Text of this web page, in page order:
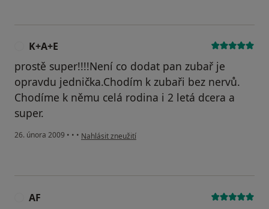
K+A+E
prostě super!!!!Není co dodat pan zubař je
opravdu jednička.Chodím k zubaři bez nervů.
Chodíme k němu celá rodina i 2 letá dcera a
super.
26. února 2009 • • • podle názoru uživatele K+A+E
Nahlásit zneužití
AF